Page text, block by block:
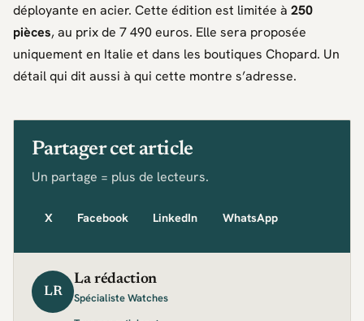
déployante en acier. Cette édition est limitée à 250
pièces, au prix de 7 490 euros. Elle sera proposée
uniquement en Italie et dans les boutiques Chopard. Un
détail qui dit aussi à qui cette montre s’adresse.
Partager cet article
Un partage = plus de lecteurs.
X Facebook LinkedIn WhatsApp
LR
La rédaction
Spécialiste Watches